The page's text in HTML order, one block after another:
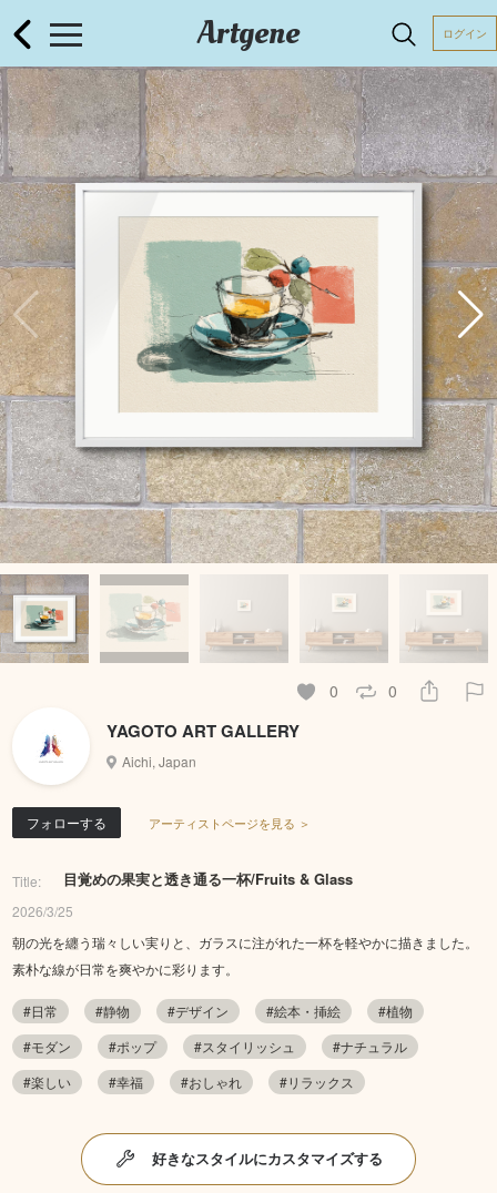
Artgene ログイン
0 0
YAGOTO ART GALLERY
Aichi, Japan
フォローする アーティストページを見る ＞
Title: 目覚めの果実と透き通る一杯/Fruits & Glass
2026/3/25
朝の光を纏う瑞々しい実りと、ガラスに注がれた一杯を軽やかに描きました。
素朴な線が日常を爽やかに彩ります。
#日常 #静物 #デザイン #絵本・挿絵
#植物
#モダン
#ポップ #スタイリッシュ
#ナチュラル
#楽しい
#幸福 #おしゃれ #リラックス
好きなスタイルにカスタマイズする